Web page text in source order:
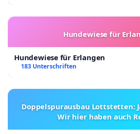
Hundewiese für
Hundewiese für Erlangen
183 Unterschriften
Doppelspurausbau Lottstetten:
Wir hier haben auch